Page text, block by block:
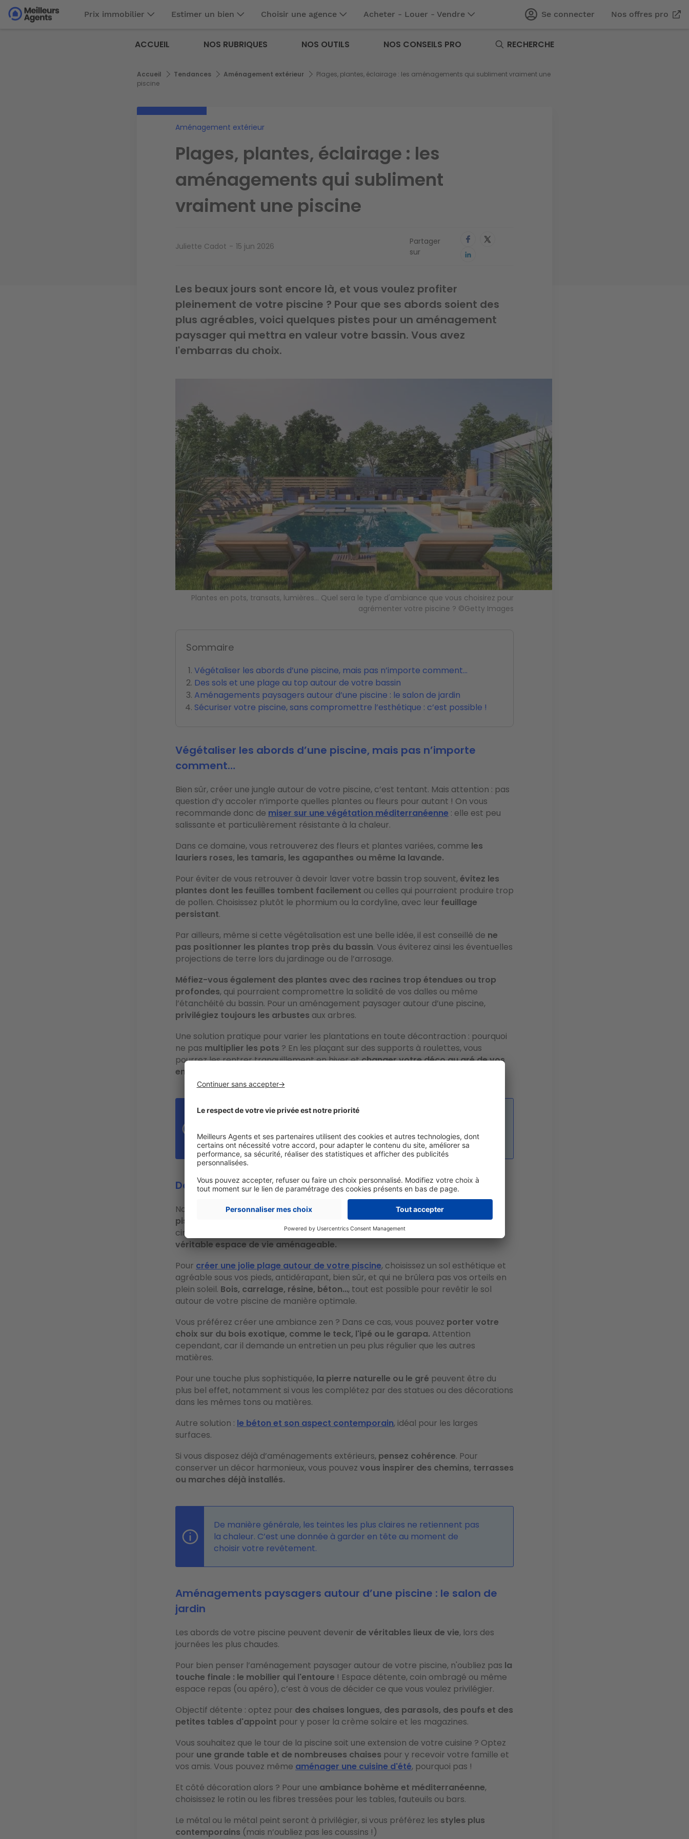
Aller
auAller au
Prix immobilier Estimer un bien Choisir une agence Acheter - Louer - Vendre Se connecter Nos offres pro
ACCUEIL NOS RUBRIQUES NOS OUTILS NOS CONSEILS PRO RECHERCHE
Fil
d'Ariane
Accueil Tendances Aménagement extérieur
Plages, plantes, éclairage : les aménagements qui subliment vraiment une
piscine
Aménagement extérieur
Plages, plantes, éclairage : les
aménagements qui subliment
vraiment une piscine
Juliette Cadot 15 jun 2026
Partager
sur
Les beaux jours sont encore là, et vous voulez profiter
pleinement de votre piscine ? Pour que ses abords soient des
plus agréables, voici quelques pistes pour un aménagement
paysager qui mettra en valeur votre bassin. Vous avez
l'embarras du choix.
Plantes en pots, transats, lumières... Quel sera le type d'ambiance que vous choisirez pour
agrémenter votre piscine ? ©Getty Images
Sommaire
Végétaliser les abords d’une piscine, mais pas n’importe comment…
Des sols et une plage au top autour de votre bassin
Aménagements paysagers autour d’une piscine : le salon de jardin
Sécuriser votre piscine, sans compromettre l’esthétique : c’est possible !
Végétaliser les abords d’une piscine, mais pas n’importe
comment…
Bien sûr, créer une jungle autour de votre piscine, c’est tentant. Mais attention : pas
question d’y accoler n’importe quelles plantes ou fleurs pour autant ! On vous
recommande donc de miser sur une végétation méditerranéenne : elle est peu
salissante et particulièrement résistante à la chaleur.
Dans ce domaine, vous retrouverez des fleurs et plantes variées, comme les
lauriers roses, les tamaris, les agapanthes ou même la lavande.
Pour éviter de vous retrouver à devoir laver votre bassin trop souvent, évitez les
plantes dont les feuilles tombent facilement ou celles qui pourraient produire trop
de pollen. Choisissez plutôt le phormium ou la cordyline, avec leur feuillage
persistant.
Par ailleurs, même si cette végétalisation est une belle idée, il est conseillé de ne
pas positionner les plantes trop près du bassin. Vous éviterez ainsi les éventuelles
projections de terre lors du jardinage ou de l’arrosage.
Méfiez-vous également des plantes avec des racines trop étendues ou trop
profondes, qui pourraient compromettre la solidité de vos dalles ou même
l’étanchéité du bassin. Pour un aménagement paysager autour d’une piscine,
privilégiez toujours les arbustes aux arbres.
Une solution pratique pour varier les plantations en toute décontraction : pourquoi
ne pas multiplier les pots ? En les plaçant sur des supports à roulettes, vous
pourrez les rentrer tranquillement en hiver etchanger votre déco au gré de vos
envies, l’été
Une bande de galets ou encore des caillebotis permettent de faire
style naturel.
Des sols et une plage au top autour de votre bassin
Non, on ne parle pas ici de la plage de bord de mer, mais bien dubord de votre
piscine
, soit la terrasse qui l'entoure. Cette zone peut s'étendre sur une
cinquantaine de centimètres, mais aussi sur plusieurs mètres pour
véritable espace de vie aménageable.
Pour créer une jolie plage autour de votre piscine, choisissez un sol esthétique et
agréable sous vos pieds, antidérapant, bien sûr, et qui ne brûlera pas vos orteils en
plein soleil. Bois, carrelage, résine, béton…, tout est possible pour revêtir le sol
autour de votre piscine de manière optimale.
Vous préférez créer une ambiance zen ? Dans ce cas, vous pouvez porter votre
choix sur du bois exotique, comme le teck, l'ipé ou le garapa. Attention
cependant, car il demande un entretien un peu plus régulier que les autres
matières.
Pour une touche plus sophistiquée, la pierre naturelle ou le gré peuvent être du
plus bel effet, notamment si vous les complétez par des statues ou des décorations
dans les mêmes tons ou matières.
Autre solution : le béton et son aspect contemporain, idéal pour les larges
surfaces.
Si vous disposez déjà d’aménagements extérieurs, pensez cohérence. Pour
conserver un décor harmonieux, vous pouvez vous inspirer des chemins, terrasses
ou marches déjà installés.
De manière générale, les teintes les plus claires ne retiennent pas
la chaleur. C’est une donnée à garder en tête au moment de
choisir votre revêtement.
Aménagements paysagers autour d’une piscine : le salon de
jardin
Les abords de votre piscine peuvent devenir de véritables lieux de vie, lors des
journées les plus chaudes.
Pour bien penser l’aménagement paysager autour de votre piscine, n'oubliez pas la
touche finale : le mobilier qui l'entoure ! Espace détente, coin ombragé ou même
espace repas (ou apéro), c’est à vous de décider ce que vous voulez privilégier.
Objectif détente : optez pour des chaises longues, des parasols, des poufs et des
petites tables d'appoint pour y poser la crème solaire et les magazines.
Vous souhaitez que le tour de la piscine soit une extension de votre cuisine ? Optez
pour une grande table et de nombreuses chaises pour y recevoir votre famille et
vos amis. Vous pouvez même aménager une cuisine d'été, pourquoi pas !
Et côté décoration alors ? Pour une ambiance bohème et méditerranéenne,
choisissez le rotin ou les fibres tressées pour les tables, fauteuils ou bars.
Le métal ou le métal peint seront à privilégier, si vous préférez les styles plus
contemporains (mais n’oubliez pas les coussins !)